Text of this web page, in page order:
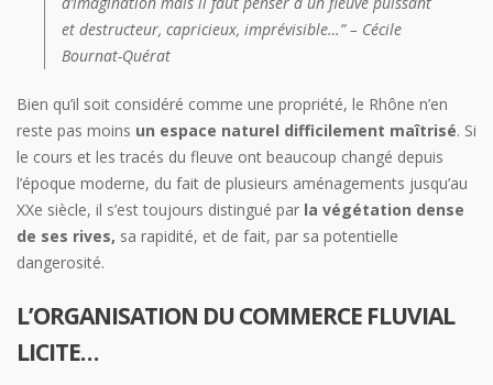
et destructeur, capricieux, imprévisible…” – Cécile
Bournat-Quérat
Bien qu’il soit considéré comme une propriété, le Rhône n’en
reste pas moins un espace naturel difficilement maîtrisé. Si
le cours et les tracés du fleuve ont beaucoup changé depuis
l’époque moderne, du fait de plusieurs aménagements jusqu’au
XXe siècle, il s’est toujours distingué par la végétation dense
de ses rives, sa rapidité, et de fait, par sa potentielle
dangerosité.
L’ORGANISATION DU COMMERCE FLUVIAL
LICITE…